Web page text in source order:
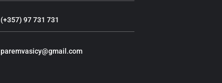
(+357) 97 731 731
paremvasicy@gmail.com